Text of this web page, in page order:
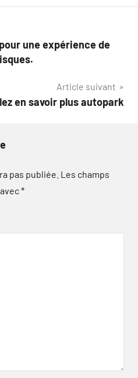
une expérience de
Article suivant
en savoir plus autopark
pas publiée. Les champs
*